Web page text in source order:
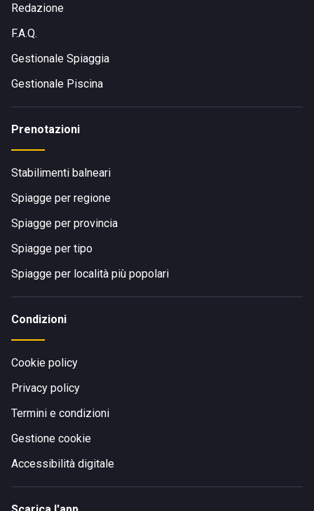
Redazione
F.A.Q.
Gestionale Spiaggia
Gestionale Piscina
Prenotazioni
Stabilimenti balneari
Spiagge per regione
Spiagge per provincia
Spiagge per tipo
Spiagge per località più popolari
Condizioni
Cookie policy
Privacy policy
Termini e condizioni
Gestione cookie
Accessibilità digitale